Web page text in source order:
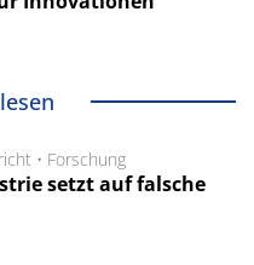
• Forschung
setzt auf falsche